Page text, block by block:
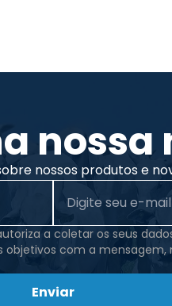
nossos produtos e
a coletar os seus
com a mensagem,
Enviar